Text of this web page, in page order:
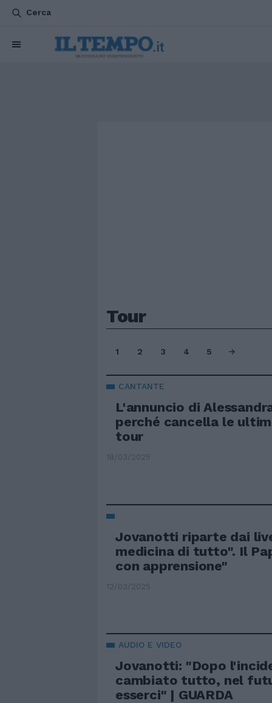
Cerca
Tour
1 2 3 4 5
CANTANTE
L'annuncio di
perché cancella le
tour
18/03/2025
Jovanotti riparte dai
medicina di tutto". Il
con apprensione"
12/03/2025
AUDIO E VIDEO
Jovanotti: "Dopo
cambiato tutto, nel
esserci" | GUARDA